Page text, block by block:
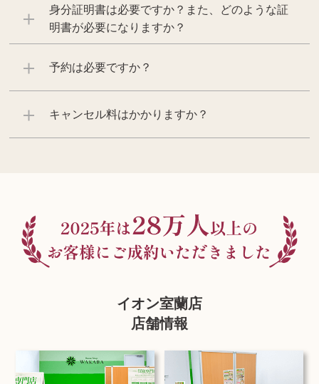
身分証明書は必要ですか？また、どのような証
明書が必要になりますか？
予約は必要ですか？
キャンセル料はかかりますか？
イオン室蘭店
店舗情報